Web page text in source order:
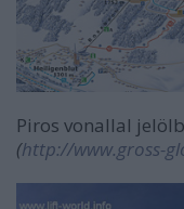
Piros vonallal
(http://www.gross-